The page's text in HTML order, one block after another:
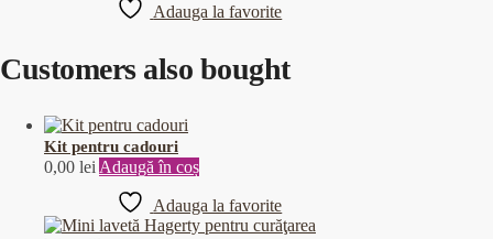
Adauga la favorite
Customers also bought
Kit pentru cadouri
0,00 lei Adaugă în coș
Adauga la favorite